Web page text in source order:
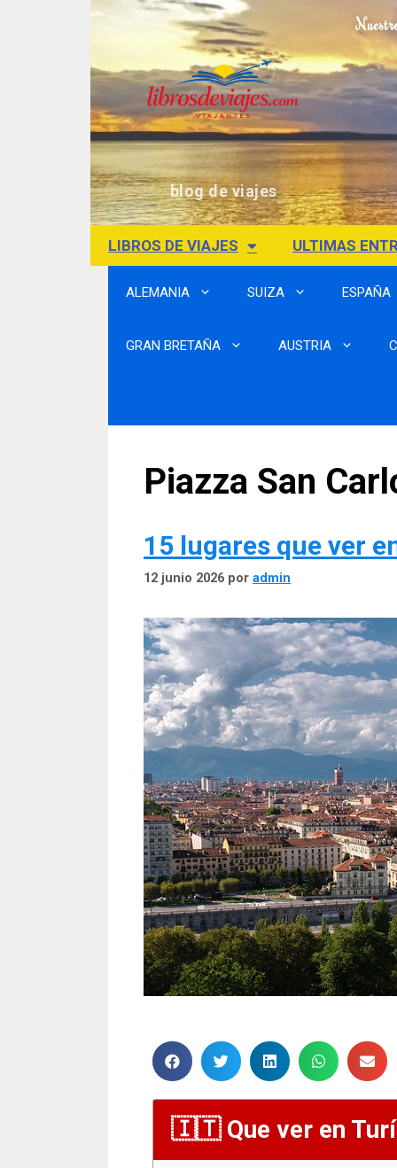
blog de viajes
LIBROS DE VIAJES ULTIMAS
ALEMANIA SUIZA ESPAÑA
GRAN BRETAÑA AUSTRIA
Piazza San
15 lugares que ver
12 junio 2026 por admin
Que ver en